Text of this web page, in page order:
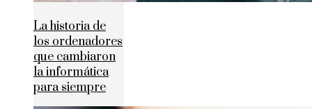
La historia de
los ordenadores
que cambiaron
la informática
para siempre